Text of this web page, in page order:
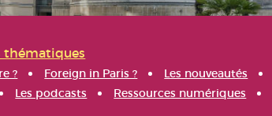
thématiques
? Foreign in Paris ? Les nouveautés
Les podcasts Ressources numériques